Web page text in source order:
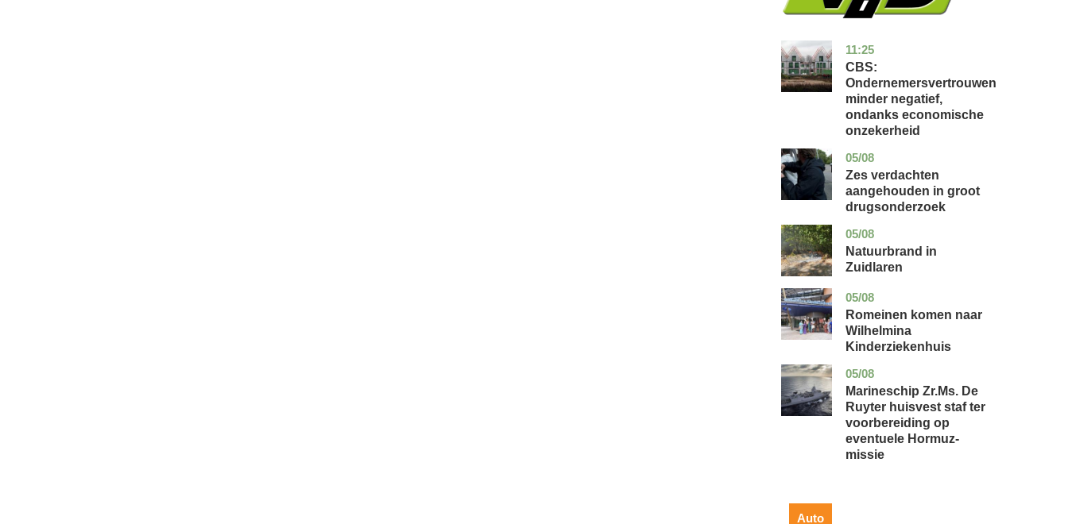
11:25
zuid-
holland
economie
CBS:
Ondernemersvertrouwen
minder negatief,
ondanks economische
onzekerheid
05/08
zuid-
holland
nieuws
Zes verdachten
aangehouden in groot
drugsonderzoek
05/08
drenthe
nieuws
Natuurbrand in
Zuidlaren
05/08
utrecht
nieuws
Romeinen komen naar
Wilhelmina
Kinderziekenhuis
05/08
zuid-
holland
nieuws
Marineschip Zr.Ms. De
Ruyter huisvest staf ter
voorbereiding op
eventuele Hormuz-
missie
Auto